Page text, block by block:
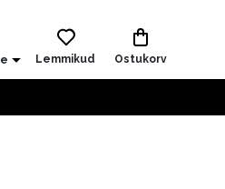
Lemmikud Ostukorv